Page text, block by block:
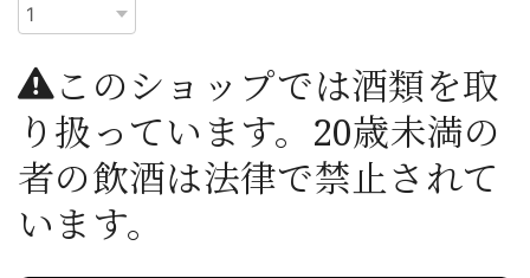
このショップでは酒類を取
り扱っています。20歳未満の
者の飲酒は法律で禁止されて
います。